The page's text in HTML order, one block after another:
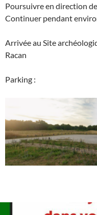
Poursuivre en direction
Continuer pendant
Arrivée au Site
Racan
Parking :